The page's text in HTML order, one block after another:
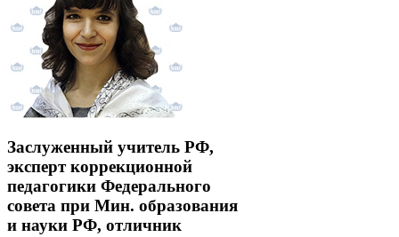
Заслуженный учитель РФ,
эксперт коррекционной
педагогики Федерального
совета при Мин. образования
и науки РФ, отличник